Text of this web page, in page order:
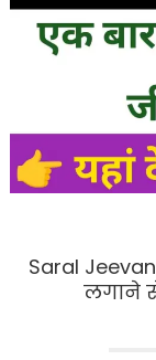
Saral
लगाने